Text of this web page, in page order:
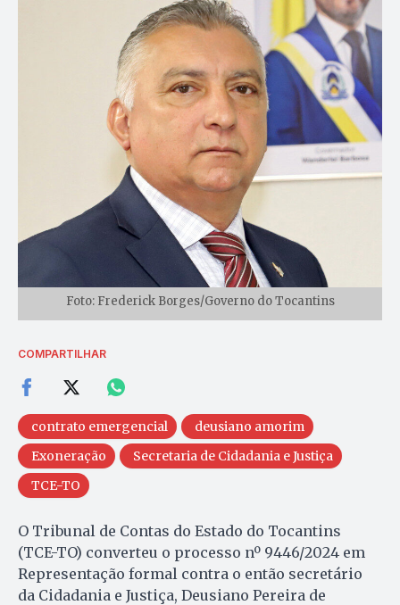
Foto: Frederick Borges/Governo do Tocantins
COMPARTILHAR
contrato emergencial
deusiano amorim
Exoneração
Secretaria de Cidadania e Justiça
TCE-TO
O Tribunal de Contas do Estado do Tocantins
(TCE-TO) converteu o processo nº 9446/2024 em
Representação formal contra o então secretário
da Cidadania e Justiça, Deusiano Pereira de